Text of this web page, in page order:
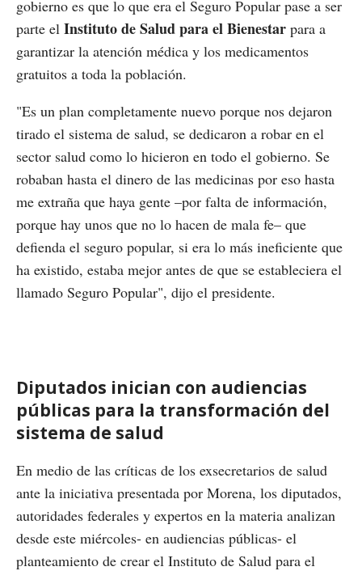
gobierno es que lo que era el Seguro Popular pase a ser
parte el Instituto de Salud para el Bienestar para a
garantizar la atención médica y los medicamentos
gratuitos a toda la población.
"Es un plan completamente nuevo porque nos dejaron
tirado el sistema de salud, se dedicaron a robar en el
sector salud como lo hicieron en todo el gobierno. Se
robaban hasta el dinero de las medicinas por eso hasta
me extraña que haya gente –por falta de información,
porque hay unos que no lo hacen de mala fe– que
defienda el seguro popular, si era lo más ineficiente que
ha existido, estaba mejor antes de que se estableciera el
llamado Seguro Popular", dijo el presidente.
Diputados inician con audiencias
públicas para la transformación del
sistema de salud
En medio de las críticas de los exsecretarios de salud
ante la iniciativa presentada por Morena, los diputados,
autoridades federales y expertos en la materia analizan
desde este miércoles- en audiencias públicas- el
planteamiento de crear el Instituto de Salud para el